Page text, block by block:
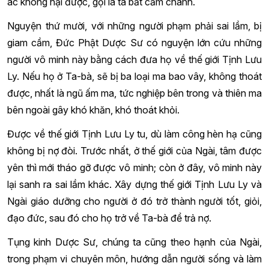
Nguyện thứ mười, với những người phạm phải sai lầm, bị
giam cầm, Đức Phật Dược Sư có nguyện lớn cứu những
người vô minh này bằng cách đưa họ về thế giới Tịnh Lưu
Ly. Nếu họ ở Ta-bà, sẽ bị ba loại ma bao vây, không thoát
được, nhất là ngũ ấm ma, tức nghiệp bên trong và thiên ma
bên ngoài gây khó khăn, khó thoát khỏi.
Được về thế giới Tịnh Lưu Ly tu, dù làm công hèn hạ cũng
không bị nợ đòi. Trước nhất, ở thế giới của Ngài, tâm được
yên thì mới tháo gỡ được vô minh; còn ở đây, vô minh này
lại sanh ra sai lầm khác. Xây dựng thế giới Tịnh Lưu Ly và
Ngài giáo dưỡng cho người ở đó trở thành người tốt, giỏi,
đạo đức, sau đó cho họ trở về Ta-bà để trả nợ.
Tụng kinh Dược Sư, chúng ta cũng theo hạnh của Ngài,
trong phạm vi chuyên môn, hướng dẫn người sống và làm